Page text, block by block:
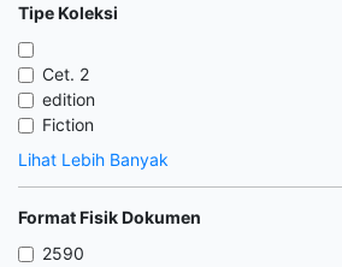
Tipe Koleksi
Cet. 2
edition
Fiction
Lihat Lebih Banyak
Format Fisik Dokumen
2590